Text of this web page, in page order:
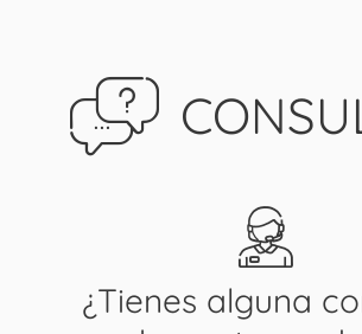
¿Tienes alguna